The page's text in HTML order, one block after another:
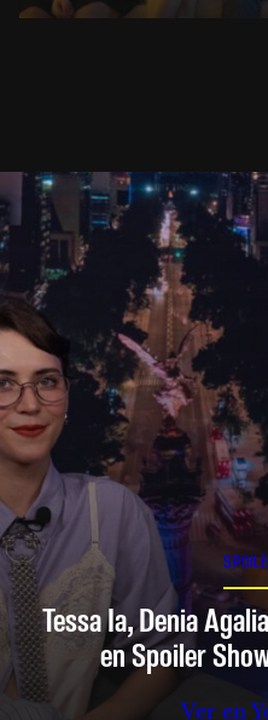
Tessa Ia, Denia
en Spoiler
Ver en